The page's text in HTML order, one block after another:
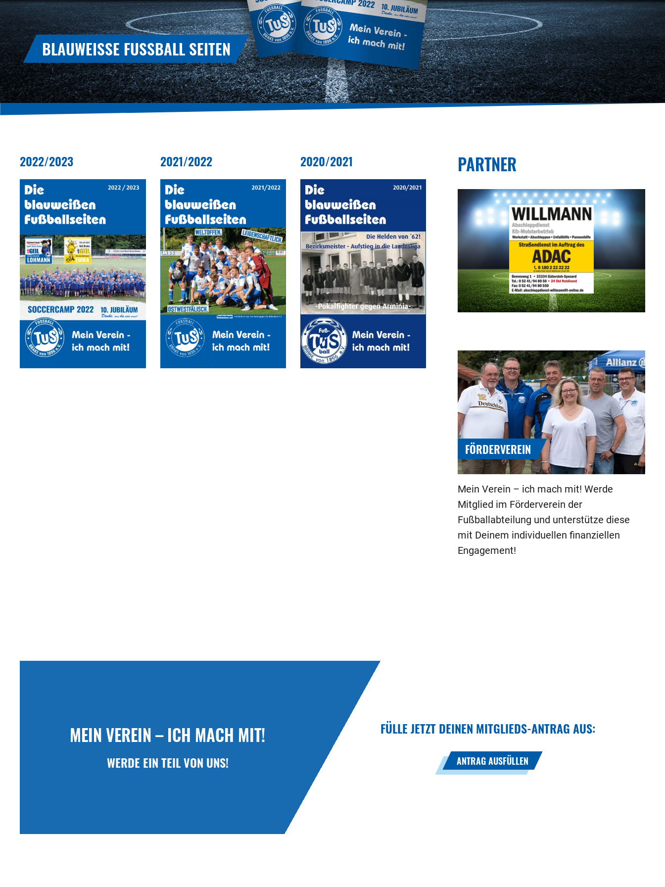
BLAUWEISSE FUSSBALL SEITEN
2022/2023 2021/2022 2020/2021 PARTNER
FÖRDERVEREIN
Mein Verein – ich mach mit! Werde
Mitglied im Förderverein der
Fußballabteilung und unterstütze diese
mit Deinem individuellen finanziellen
Engagement!
MEIN VEREIN – ICH MACH MIT!
WERDE EIN TEIL VON UNS!
FÜLLE JETZT DEINEN MITGLIEDS-ANTRAG AUS:
ANTRAG AUSFÜLLEN